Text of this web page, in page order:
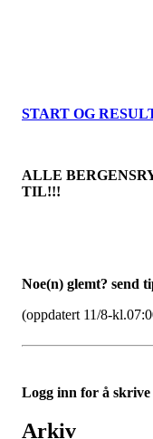
START OG
ALLE
TIL!!!
Noe(n) glemt? send
(oppdatert 11/8-
Logg inn for å
Arkiv